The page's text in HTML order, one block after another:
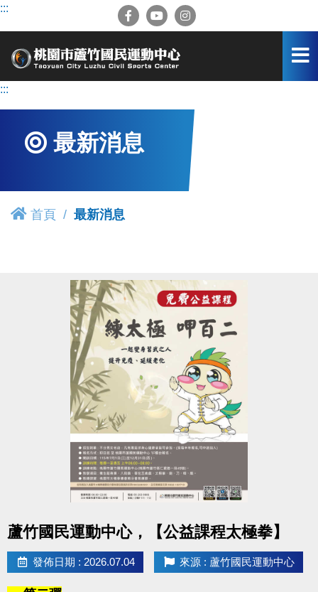
跳
容
:::
:::
最新消息
首頁 最新消息
蘆竹國民運動中心，【公益課程太極拳】
發佈日期 : 2026.07.04 來源 : 蘆竹國民運動中心